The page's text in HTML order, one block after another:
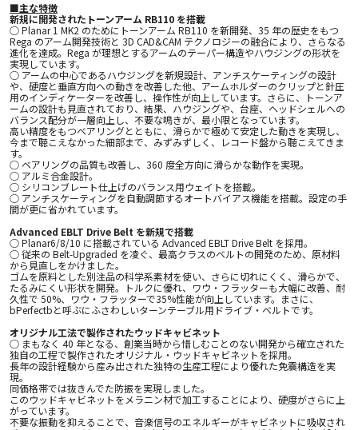
■主な特徴
新規に開発されたトーンアーム RB110 を搭載
○ Planar 1 MK2 のためにトーンアーム RB110 を新開発、35 年の歴史をもつ
Rega のアーム開発技術と 3D CAD&CAM テクノロジーの融合により、さらなる
進化を達成。Rega が理想とするアームのテーパー構造やハウジングの形状を
実現しています。
○ アームの中心であるハウジングを新規設計、アンチスケーティングの設計
や、硬度と垂直方向への動きを改善した他、アームホルダーのクリップと針圧
用のインディケーターを改善し、操作性が向上しています。さらに、トーンア
ームの設計も見直されており、結果、ハウジングや、台座、ヘッドシェルへの
バランス配分が一層向上し、不要な鳴きが、最小限となっています。
高い精度をもつベアリングとともに、滑らかで極めて安定した動きを実現し、
今まで聴こえなかった細部まで、みずみずしく、レコード盤から聴こえてきま
す。
○ ベアリングの品質も改善し、360 度全方向に滑らかな動作を実現。
○ アルミ合金設計。
○ シリコンブレート仕上げのバランス用ウェイトを搭載。
○ アンチスケーティングを自動調節するオートバイアス機能を搭載。設定の手
間が更に省かれています。
Advanced EBLT Drive Belt を新規で搭載
○ Planar6/8/10 に搭載されている Advanced EBLT Drive Belt を採用。
○ 従来の Belt-Upgraded を凌ぐ、最高クラスのベルトの開発のため、原材料
から見直しをかけました。
ゴムを原料とした別注品の科学系素材を使い、さらに切れにくく、滑らかで、
たるみにくい形状を開発。トルクに優れ、ワウ・フラッターも大幅に改善、耐
久性で 50%、ワウ・フラッターで35%性能が向上しています。まさに、
bPerfectbと呼ぶにふさわしいターンテーブル用ドライブ・ベルトです。
オリジナル工法で製作されたウッドキャビネット
○ まもなく 40 年となる、創業当時から惜しむことのない開発から確立された
独自の工程で製作されたオリジナル・ウッドキャビネットを採用。
⾧年の設計経験から産み出された独特の生産工程により優れた免震構造を実
現。
同価格帯では抜きんでた防振を実現しました。
このウッドキャビネットをメラニン材で加工することにより、硬度がさらに上
がっています。
不要な振動を抑えることで、音楽信号のエネルギーがキャビネットに吸収され